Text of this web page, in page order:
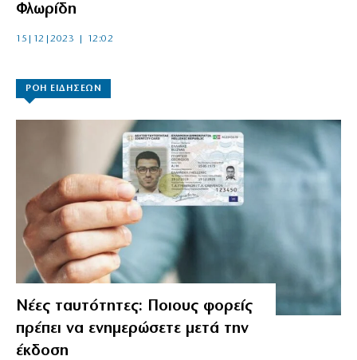
Φλωρίδη
15|12|2023 | 12:02
ΡΟΗ ΕΙΔΗΣΕΩΝ
Νέες ταυτότητες: Ποιους φορείς
πρέπει να ενημερώσετε μετά την
έκδοση